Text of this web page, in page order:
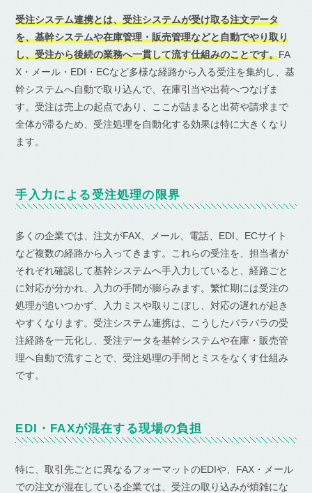
受注システム連携とは、受注システムが受け取る注文データ
を、基幹システムや在庫管理・販売管理などと自動でやり取り
し、受注から後続の業務へ一貫して流す仕組みのことです。FA
X・メール・EDI・ECなど多様な経路から入る受注を集約し、基
幹システムへ自動で取り込んで、在庫引当や出荷へつなげま
す。受注は売上の起点であり、ここが詰まると出荷や請求まで
全体が滞るため、受注処理を自動化する効果は特に大きくなり
ます。
手入力による受注処理の限界
多くの企業では、注文がFAX、メール、電話、EDI、ECサイト
など複数の経路から入ってきます。これらの受注を、担当者が
それぞれ確認して基幹システムへ手入力していると、経路ごと
に対応が分かれ、入力の手間が膨らみます。繁忙期には受注の
処理が追いつかず、入力ミスや取りこぼし、対応の遅れが起き
やすくなります。受注システム連携は、こうしたバラバラの受
注経路を一元化し、受注データを基幹システムや在庫・販売管
理へ自動で流すことで、受注処理の手間とミスをなくす仕組み
です。
EDI・FAXが混在する現場の負担
特に、取引先ごとに異なるフォーマットのEDIや、FAX・メール
での注文が混在している企業では、受注の取り込みが煩雑にな